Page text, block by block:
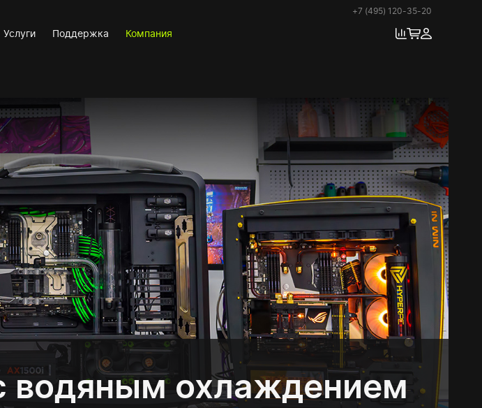
+7 (495) 120-35-20
Услуги Поддержка Компания
водяным охлаждением